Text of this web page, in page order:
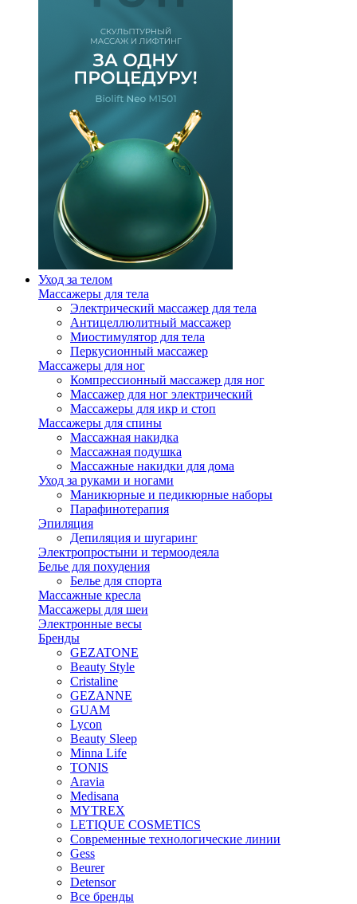
Уход за телом
Массажеры для тела
Электрический массажер для тела
Антицеллюлитный массажер
Миостимулятор для тела
Перкусионный массажер
Массажеры для ног
Компрессионный массажер для ног
Массажер для ног электрический
Массажеры для икр и стоп
Массажеры для спины
Массажная накидка
Массажная подушка
Массажные накидки для дома
Уход за руками и ногами
Маникюрные и педикюрные наборы
Парафинотерапия
Эпиляция
Депиляция и шугаринг
Электропростыни и термоодеяла
Белье для похудения
Белье для спорта
Массажные кресла
Массажеры для шеи
Электронные весы
Бренды
GEZATONE
Beauty Style
Cristaline
GEZANNE
GUAM
Lycon
Beauty Sleep
Minna Life
TONIS
Aravia
Medisana
MYTREX
LETIQUE COSMETICS
Современные технологические линии
Gess
Beurer
Detensor
Все бренды